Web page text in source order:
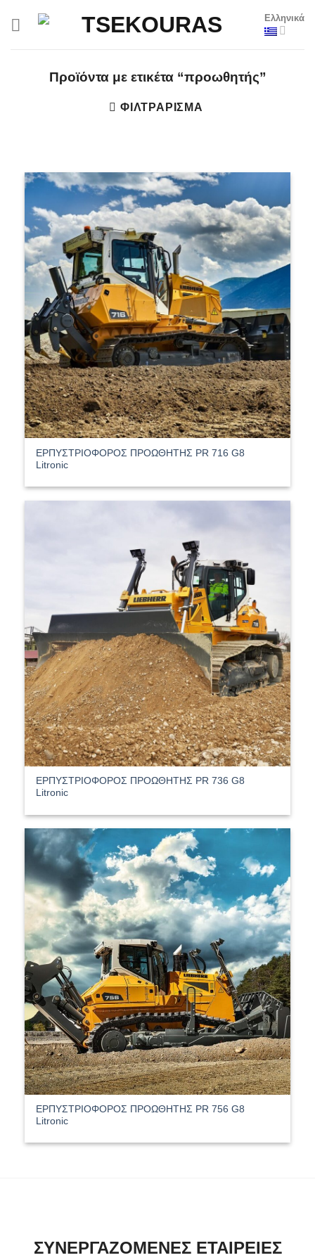
Ελληνικά
Προϊόντα με ετικέτα “προωθητής”
ΦΙΛΤΡΆΡΙΣΜΑ
ΕΡΠΥΣΤΡΙΟΦΟΡΟΣ ΠΡΟΩΘΗΤΗΣ PR 716 G8
Litronic
ΕΡΠΥΣΤΡΙΟΦΟΡΟΣ ΠΡΟΩΘΗΤΗΣ PR 736 G8
Litronic
ΕΡΠΥΣΤΡΙΟΦΟΡΟΣ ΠΡΟΩΘΗΤΗΣ PR 756 G8
Litronic
ΣΥΝΕΡΓΑΖΟΜΕΝΕΣ ΕΤΑΙΡΕΙΕΣ